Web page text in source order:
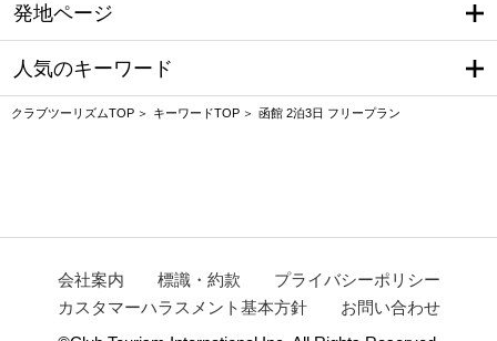
発地ページ
人気のキーワード
クラブツーリズムTOP キーワードTOP 函館 2泊3日 フリープラン
会社案内 標識・約款
プライバシーポリシー
カスタマーハラスメント基本方針
お問い合わせ